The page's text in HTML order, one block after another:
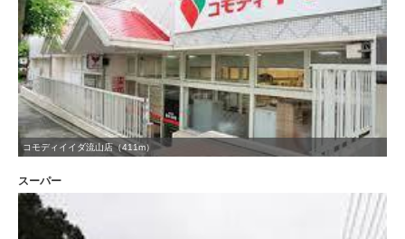
コモディイイダ流山店（411m）
スーパー